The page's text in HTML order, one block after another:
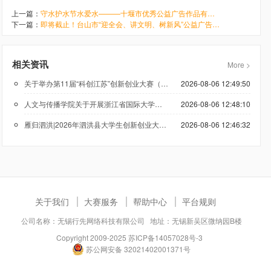
上一篇：
守水护水节水爱水———十堰市优秀公益广告作品有奖征集
下一篇：
即将截止！台山市“迎全会、讲文明、树新风”公益广告设计大赛等你投稿
相关资讯
More >
关于举办第11届“科创江苏”创新创业大赛（低空经济领域）的通知
2026-08-06 12:49:50
人文与传播学院关于开展浙江省国际大学生创新大赛（2026）参赛报名工作的通知
2026-08-06 12:48:10
雁归泗洪|2026年泗洪县大学生创新创业大赛正在报名
2026-08-06 12:46:32
关于我们 大赛服务 帮助中心 平台规则
公司名称：无锡行先网络科技有限公司 地址：无锡新吴区微纳园B楼
Copyright 2009-2025 苏ICP备14057028号-3
苏公网安备 32021402001371号